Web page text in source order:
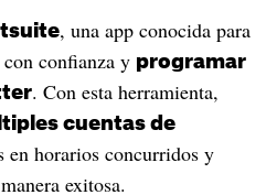
, una app conocida para
confianza y programar
. Con esta herramienta,
cuentas de
en horarios concurridos y
exitosa.